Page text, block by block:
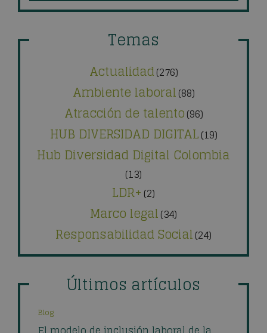
Temas
Actualidad(276)
Ambiente laboral(88)
Atracción de talento(96)
HUB DIVERSIDAD DIGITAL(19)
Hub Diversidad Digital Colombia
(13)
LDR+ (2)
Marco legal(34)
Responsabilidad Social(24)
Últimos artículos
Blog